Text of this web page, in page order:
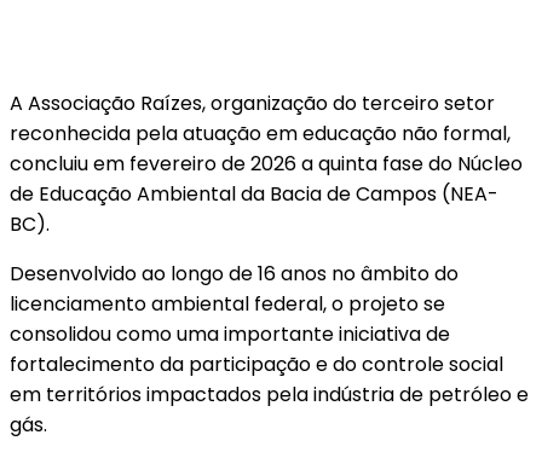
A Associação Raízes, organização do terceiro setor
reconhecida pela atuação em educação não formal,
concluiu em fevereiro de 2026 a quinta fase do Núcleo
de Educação Ambiental da Bacia de Campos (NEA-
BC).
Desenvolvido ao longo de 16 anos no âmbito do
licenciamento ambiental federal, o projeto se
consolidou como uma importante iniciativa de
fortalecimento da participação e do controle social
em territórios impactados pela indústria de petróleo e
gás.